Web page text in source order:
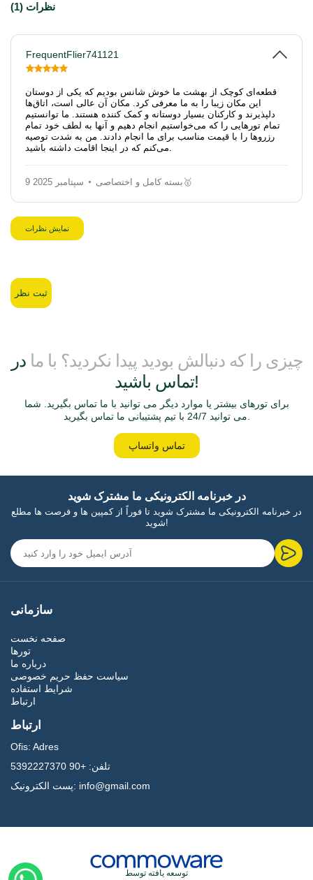
نظرات (1)
FrequentFlier741121
قطعه‌ای کوچک از بهشت ما خوش شانس بودیم که یکی از دوستان
این مکان زیبا را به ما معرفی کرد. مکان آن عالی است، اتاق‌ها
دلپذیرند و کارکنان بسیار دوستانه و کمک کننده هستند. ما توانستیم
تمام تورهایی را که می‌خواستیم انجام دهیم و آنها به لطف خود تمام
رزروها را با قیمت مناسب برای ما انجام دادند. من به شدت توصیه
می‌کنم که در اینجا اقامت داشته باشید.
9 سپتامبر 2025 بسته کامل و اختصاصی🥇
نمایش نظرات
ثبت نظر
چیزی را که دنبالش بودید پیدا نکردید؟ با مادر
تماس باشید!
برای تورهای بیشتر یا موارد دیگر می توانید با ما تماس بگیرید. شما
تماس واتساپ
در خبرنامه الکترونیکی ما مشترک شوید
در خبرنامه الکترونیکی ما مشترک شوید تا فوراً از کمپین ها و فرصت ها مطلع
شوید!
سازمانی
صفحه نخست
تورها
درباره ما
سیاست حفظ حریم خصوصی
شرایط استفاده
ارتباط
ارتباط
Ofis: Adres
تلفن: +90 5392227370
پست الکترونیک: info@gmail.com
توسعه یافته توسط